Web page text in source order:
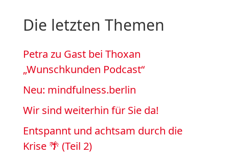
Die letzten Themen
Petra zu Gast bei Thoxan
„Wunschkunden Podcast“
Neu: mindfulness.berlin
Wir sind weiterhin für Sie da!
Entspannt und achtsam durch die
Krise 🌴 (Teil 2)